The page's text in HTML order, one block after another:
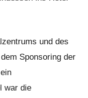
und des
Sponsoring der
war die